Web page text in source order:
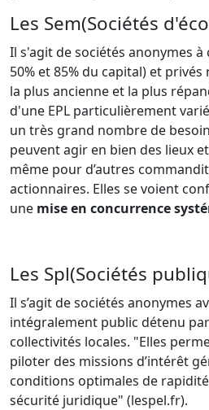
Les Sem(Sociétés
Il s'agit de sociétés anonymes
50% et 85% du capital) et
la plus ancienne et la plus
d'une EPL particulièrement
un très grand nombre de
peuvent agir en bien des lieux
même pour d’autres
actionnaires. Elles se voient
une mise en concurrence
Les Spl(Sociétés
Il s’agit de sociétés anonymes
intégralement public détenu
collectivités locales. "Elles
piloter des missions d’intérêt
conditions optimales de
sécurité juridique" (lespel.fr).